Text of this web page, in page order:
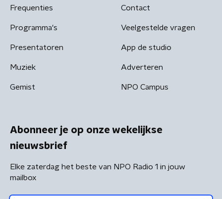
Frequenties
Programma's
Presentatoren
Muziek
Gemist
Contact
Veelgestelde vragen
App de studio
Adverteren
NPO Campus
Abonneer je op onze wekelijkse
nieuwsbrief
Elke zaterdag het beste van NPO Radio 1 in jouw
mailbox